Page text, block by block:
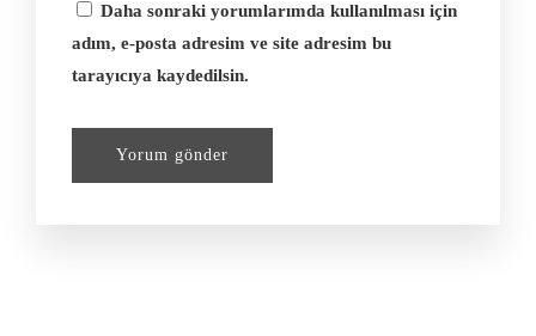
Daha sonraki yorumlarımda kullanılması için
adım, e-posta adresim ve site adresim bu
tarayıcıya kaydedilsin.